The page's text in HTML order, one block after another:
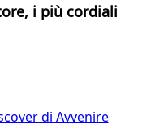
i più cordiali
di Avvenire